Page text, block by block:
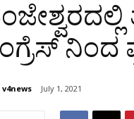
ನಿಂದ
v4news July 1, 2021